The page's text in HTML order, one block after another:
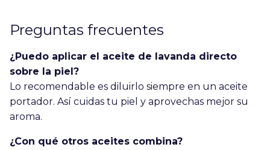
Preguntas frecuentes
¿Puedo aplicar el aceite de lavanda directo
sobre la piel?
Lo recomendable es diluirlo siempre en un aceite
portador. Así cuidas tu piel y aprovechas mejor su
aroma.
¿Con qué otros aceites combina?